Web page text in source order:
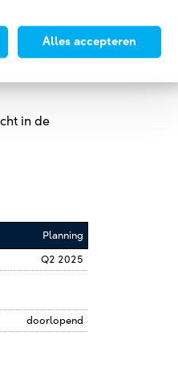
Alles accepteren
in de
Planning
Q2 2025
doorlopend